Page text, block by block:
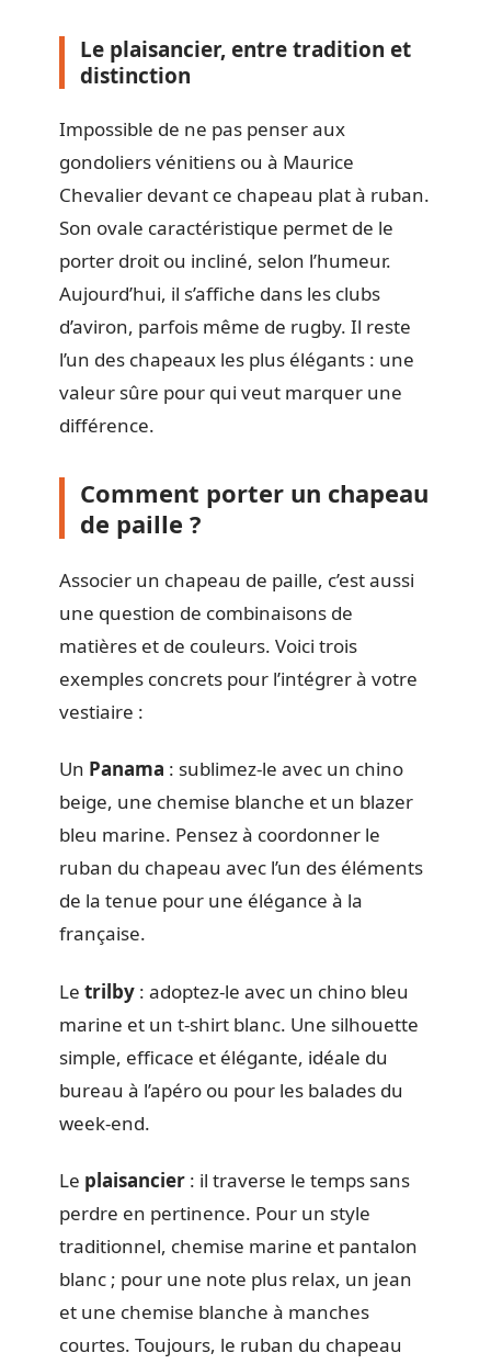
Le plaisancier, entre tradition et
distinction
Impossible de ne pas penser aux
gondoliers vénitiens ou à Maurice
Chevalier devant ce chapeau plat à ruban.
Son ovale caractéristique permet de le
porter droit ou incliné, selon l’humeur.
Aujourd’hui, il s’affiche dans les clubs
d’aviron, parfois même de rugby. Il reste
l’un des chapeaux les plus élégants : une
valeur sûre pour qui veut marquer une
différence.
Comment porter un chapeau
de paille ?
Associer un chapeau de paille, c’est aussi
une question de combinaisons de
matières et de couleurs. Voici trois
exemples concrets pour l’intégrer à votre
vestiaire :
Un Panama : sublimez-le avec un chino
beige, une chemise blanche et un blazer
bleu marine. Pensez à coordonner le
ruban du chapeau avec l’un des éléments
de la tenue pour une élégance à la
française.
Le trilby : adoptez-le avec un chino bleu
marine et un t-shirt blanc. Une silhouette
simple, efficace et élégante, idéale du
bureau à l’apéro ou pour les balades du
week-end.
Le plaisancier : il traverse le temps sans
perdre en pertinence. Pour un style
traditionnel, chemise marine et pantalon
blanc ; pour une note plus relax, un jean
et une chemise blanche à manches
courtes. Toujours, le ruban du chapeau